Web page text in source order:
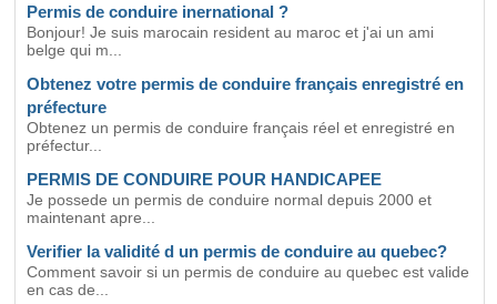
Permis de conduire inernational ?
Bonjour! Je suis marocain resident au maroc et j'ai un ami
belge qui m...
Obtenez votre permis de conduire français enregistré en
préfecture
Obtenez un permis de conduire français réel et enregistré en
préfectur...
PERMIS DE CONDUIRE POUR HANDICAPEE
Je possede un permis de conduire normal depuis 2000 et
maintenant apre...
Verifier la validité d un permis de conduire au quebec?
Comment savoir si un permis de conduire au quebec est valide
en cas de...